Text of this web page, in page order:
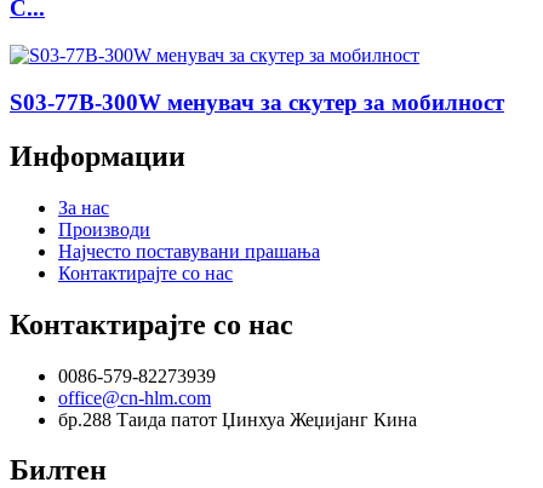
C...
S03-77B-300W менувач за скутер за мобилност
Информации
За нас
Производи
Најчесто поставувани прашања
Контактирајте со нас
Контактирајте со нас
0086-579-82273939
office@cn-hlm.com
бр.288 Таида патот Џинхуа Жеџијанг Кина
Билтен